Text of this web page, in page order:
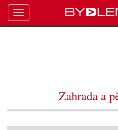
Zahrada a
Toggle
navigation